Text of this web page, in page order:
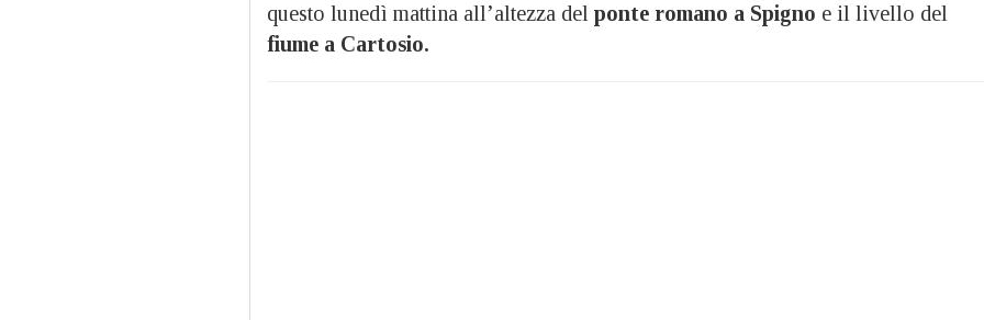
questo lunedì mattina all’altezza del ponte romano a Spigno e il livello del
fiume a Cartosio.